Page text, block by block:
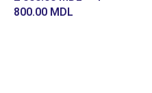
800.00 MDL